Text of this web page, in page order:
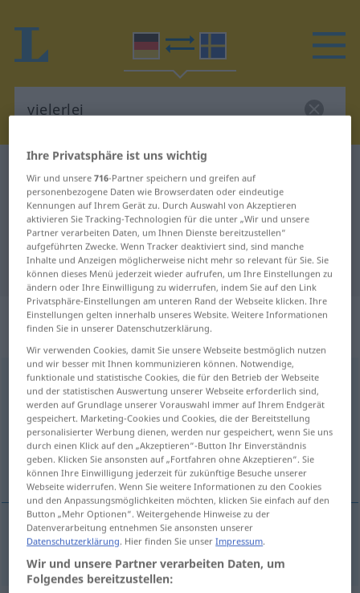
Deutsch-Schwedisch Übersetzung
für "vielerlei"
"vielerlei" Schwedisch Übersetzung
„vielerlei“: Adjektiv,
Eigenschaftswort
vielerleiadj
Übersicht aller Übersetzungen
(Für mehr Details die Übersetzung anklicken/antippen)
mångahanda, många slags
mångahanda,mångaslags vielerlei
Ihre Privatsphäre ist uns wichtig
Wir und unsere716-Partner speichern und greifen auf
personenbezogene Daten wie Browserdaten oder eindeutige
Kennungen auf Ihrem Gerät zu. Durch Auswahl von Akzeptieren
aktivieren Sie Tracking-Technologien für die unter „Wir und unsere
Partner verarbeiten Daten, um Ihnen Dienste bereitzustellen“
aufgeführten Zwecke. Wenn Tracker deaktiviert sind, sind manche
Inhalte und Anzeigen möglicherweise nicht mehr so relevant für Sie. Sie
können dieses Menü jederzeit wieder aufrufen, um Ihre Einstellungen zu
ändern oder Ihre Einwilligung zu widerrufen, indem Sie auf den Link
Privatsphäre-Einstellungen am unteren Rand der Webseite klicken. Ihre
Einstellungen gelten innerhalb unseres Website. Weitere Informationen
finden Sie in unserer Datenschutzerklärung.
Wir verwenden Cookies, damit Sie unsere Webseite bestmöglich nutzen
und wir besser mit Ihnen kommunizieren können. Notwendige,
funktionale und statistische Cookies, die für den Betrieb der Webseite
und der statistischen Auswertung unserer Webseite erforderlich sind,
werden auf Grundlage unserer Vorauswahl immer auf Ihrem Endgerät
gespeichert. Marketing-Cookies und Cookies, die der Bereitstellung
personalisierter Werbung dienen, werden nur gespeichert, wenn Sie uns
durch einen Klick auf den „Akzeptieren“-Button Ihr Einverständnis
geben. Klicken Sie ansonsten auf „Fortfahren ohne Akzeptieren“. Sie
können Ihre Einwilligung jederzeit für zukünftige Besuche unserer
Webseite widerrufen. Wenn Sie weitere Informationen zu den Cookies
und den Anpassungsmöglichkeiten möchten, klicken Sie einfach auf den
Button „Mehr Optionen“. Weitergehende Hinweise zu der
Datenverarbeitung entnehmen Sie ansonsten unserer
Datenschutzerklärung. Hier finden Sie unserImpressum.
Wir und unsere Partner verarbeiten Daten, um
Folgendes bereitzustellen: